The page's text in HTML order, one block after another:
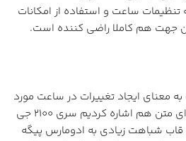
ساعت و استفاده از امکانات
جهت هم کاملا راضی کننده است.
معنای ایجاد تغییرات در ساعت مورد
بحث است. همانطور که ابتدای متن هم اشاره کردیم سری 2100 جی
شباهت زیادی به ادومارس پیگه